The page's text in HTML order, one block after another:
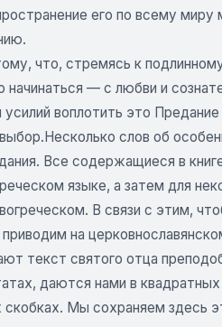
его по всему
что, стремясь к
— с любви и
воплотить это Предание
слов об
Все содержащиеся в
языке, а затем для
В связи с этим,
на
текст святого отца
даются нами в
Мы сохраняем здесь